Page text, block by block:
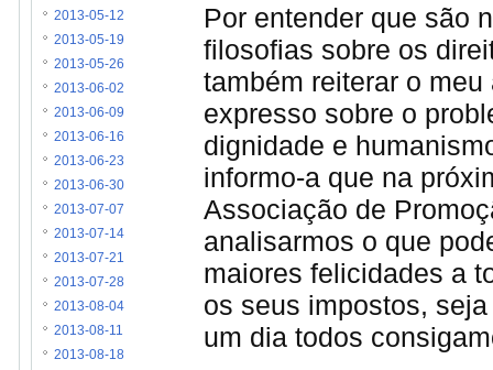
Por entender que são
filosofias sobre os
também reiterar o
expresso sobre o
dignidade e
informo-a que na
Associação de
analisarmos o que
maiores felicidades a
os seus impostos,
um dia todos
2013-05-12
2013-05-19
2013-05-26
2013-06-02
2013-06-09
2013-06-16
2013-06-23
2013-06-30
2013-07-07
2013-07-14
2013-07-21
2013-07-28
2013-08-04
2013-08-11
2013-08-18